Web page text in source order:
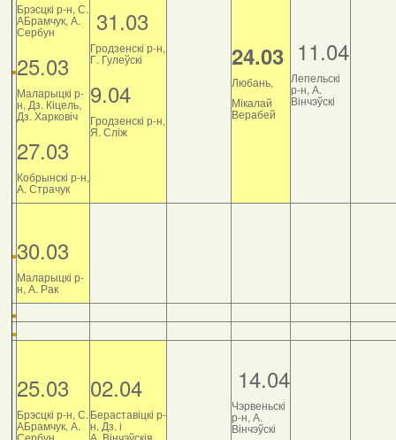
Брэсцкі р-н, С.
АБрамчук, А.
Сербун
25.03
Маларыцкі р-
н, Дз. Кіцель,
Дз. Харковіч
27.03
Кобрынскі р-н,
А. Страчук
31.03
Гродзенскі р-н,
Г. Гулеўскі
9.04
Гродзенскі р-н,
Я. Сліж
24.03
Любань,
Мікалай
Верабей
11.04
Лепельскі
р-н, А.
Вінчэўскі
30.03
Маларыцкі р-
н, А. Рак
25.03
Брэсцкі р-н, С.
АБрамчук, А.
Сербун
02.04
Бераставіцкі р-
н, Дз. і
А. Вінчэўскія
14.04
Чэрвеньскі
р-н, А.
Вінчэўскі